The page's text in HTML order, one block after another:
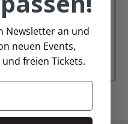
Newsletter ein &
mehr
Newsletter an und
neuen Events,
freien Tickets.